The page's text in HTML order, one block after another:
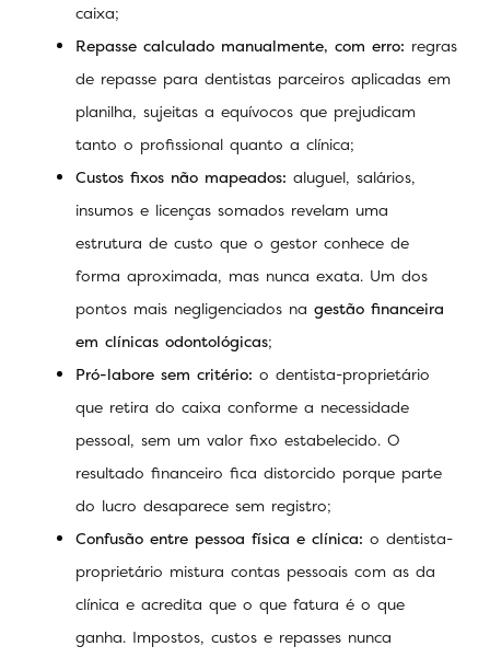
caixa;
Repasse calculado manualmente, com erro: regras
de repasse para dentistas parceiros aplicadas em
planilha, sujeitas a equívocos que prejudicam
tanto o profissional quanto a clínica;
Custos fixos não mapeados: aluguel, salários,
insumos e licenças somados revelam uma
estrutura de custo que o gestor conhece de
forma aproximada, mas nunca exata. Um dos
pontos mais negligenciados na gestão financeira
em clínicas odontológicas;
Pró-labore sem critério: o dentista-proprietário
que retira do caixa conforme a necessidade
pessoal, sem um valor fixo estabelecido. O
resultado financeiro fica distorcido porque parte
do lucro desaparece sem registro;
Confusão entre pessoa física e clínica: o dentista-
proprietário mistura contas pessoais com as da
clínica e acredita que o que fatura é o que
ganha. Impostos, custos e repasses nunca